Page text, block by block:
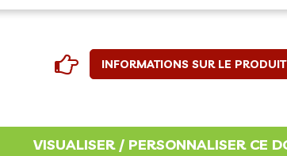
INFORMATIONS SUR LE PRODUIT